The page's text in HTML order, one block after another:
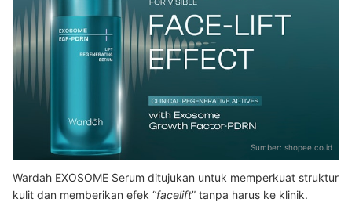
Sumber: shopee.co.id
Wardah EXOSOME Serum ditujukan untuk memperkuat struktur
kulit dan memberikan efek “facelift” tanpa harus ke klinik.